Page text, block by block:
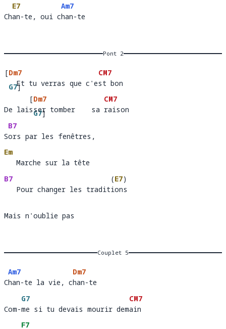
Ch
E7
an-te, oui c
Am7
han-
Chan-te, oui chan-te
Pont 2
[Dm7
  Et tu ver
G7]
que c'est
CM7
bon
   Et tu verras que c'est bon
De lai
[Dm7
ser tomber
G7] sa rai
CM7
son
De laisser tomber    sa raison
S
B7
ors par les fenêtres,
Sors par les fenêtres,
Em
   Marche sur la tê
   Marche sur la tête
B7
   Pour changer les tradit
(E7)
ons
   Pour changer les traditions
Mais n'oublie pas
Couplet 5
C
Am7
han-te la vie, c
Dm7
han-te
Chan-te la vie, chan-te
Com-
G7
me si tu devais mourir dem
CM7
ain
Com-me si tu devais mourir demain
F7